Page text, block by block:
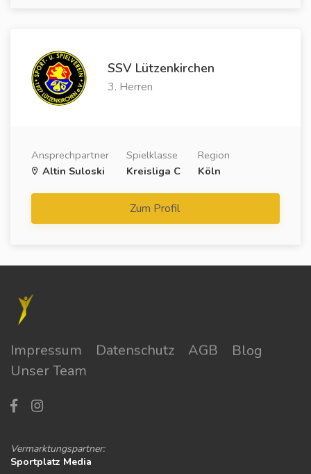
SSV Lützenkirchen
3. Herren
Ansprechpartner
Altin Suloski
Spielklasse
Kreisliga C
Region
Köln
Zum Profil
Impressum Datenschutz AGB
Blog
Unser Team
Vermarktungspartner:
Sportplatz Media